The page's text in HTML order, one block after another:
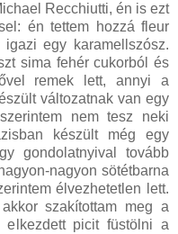
Recchiutti, én is ezt
én tettem hozzá fleur
egy karamellszósz.
sima fehér cukorból és
remek lett, annyi a
változatnak van egy
nem tesz neki
készült még egy
gondolatnyival tovább
nagyon sötétbarna
élvezhetetlen lett.
szakítottam meg a
elkezdett picit füstölni a